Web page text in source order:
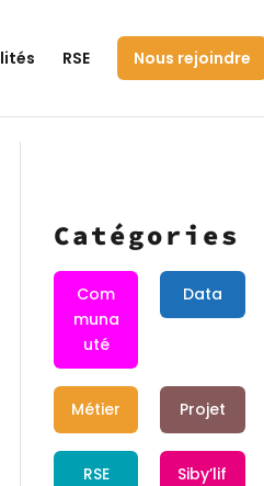
RSE Nous rejoindre
Catégories
Com
muna
uté
Data
Métier Projet
RSE
Siby’lif